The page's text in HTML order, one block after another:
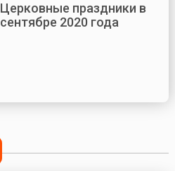
Церковные праздники в
сентябре 2020 года